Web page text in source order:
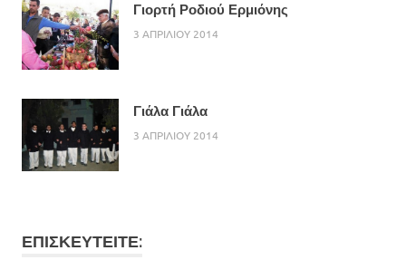
Γιορτή Ροδιού Ερμιόνης
3 ΑΠΡΙΛΙΟΥ 2014
Γιάλα Γιάλα
3 ΑΠΡΙΛΙΟΥ 2014
ΕΠΙΣΚΕΥΤΕΙΤΕ: